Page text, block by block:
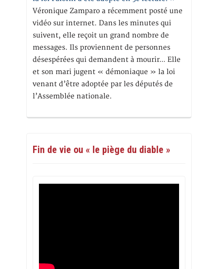
Véronique Zamparo a récemment posté une
vidéo sur internet. Dans les minutes qui
suivent, elle reçoit un grand nombre de
messages. Ils proviennent de personnes
désespérées qui demandent à mourir… Elle
et son mari jugent « démoniaque » la loi
venant d’être adoptée par les députés de
l’Assemblée nationale.
Fin de vie ou « le piège du diable »